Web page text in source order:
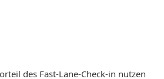
des Fast-Lane-Check-in nutzen